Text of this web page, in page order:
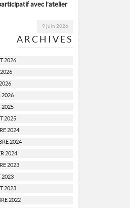
avec l’atelier
9 juin 2026
ARCHIVES
2026
2026
2025
2025
2024
2024
2024
2023
2023
2023
2022